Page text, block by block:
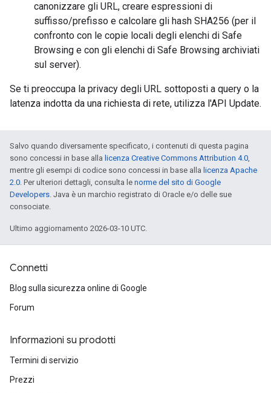
canonizzare gli URL, creare espressioni di
suffisso/prefisso e calcolare gli hash SHA256 (per il
confronto con le copie locali degli elenchi di Safe
Browsing e con gli elenchi di Safe Browsing archiviati
sul server).
Se ti preoccupa la privacy degli URL sottoposti a query o la
latenza indotta da una richiesta di rete, utilizza l'API Update.
Salvo quando diversamente specificato, i contenuti di questa pagina
sono concessi in base alla licenza Creative Commons Attribution 4.0,
mentre gli esempi di codice sono concessi in base alla licenza Apache
2.0. Per ulteriori dettagli, consulta le norme del sito di Google
Developers. Java è un marchio registrato di Oracle e/o delle sue
consociate.
Ultimo aggiornamento 2026-03-10 UTC.
Connetti
Blog sulla sicurezza online di Google
Forum
Informazioni su prodotti
Termini di servizio
Prezzi